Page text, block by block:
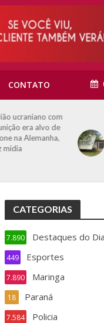
CONTATO
ucraniano com
era alvo de
na Alemanha,
mídia
CATEGORIAS
Destaques do Dia
7.890
Esportes
449
Maringa
7.890
Paraná
18
Policia
7.584